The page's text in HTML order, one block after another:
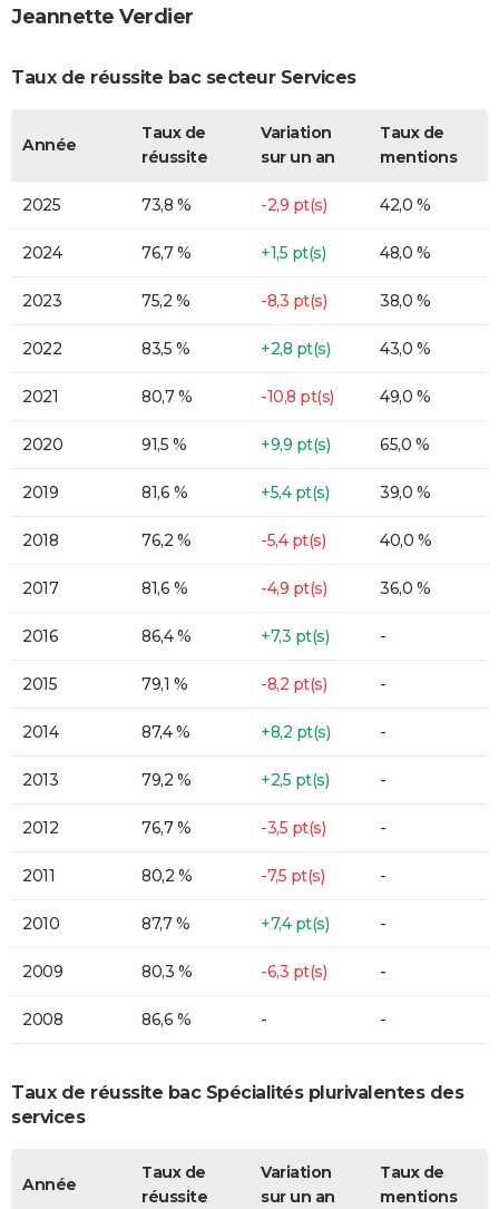
Jeannette Verdier
Taux de réussite bac secteur Services
Année
Taux de
réussite
Variation
sur un an
Taux de
mentions
2025 73,8 % -2,9 pt(s) 42,0 %
2024 76,7 % +1,5 pt(s) 48,0 %
2023 75,2 % -8,3 pt(s) 38,0 %
2022 83,5 % +2,8 pt(s) 43,0 %
2021 80,7 % -10,8 pt(s) 49,0 %
2020 91,5 % +9,9 pt(s) 65,0 %
2019 81,6 % +5,4 pt(s) 39,0 %
2018 76,2 % -5,4 pt(s) 40,0 %
2017 81,6 % -4,9 pt(s) 36,0 %
2016 86,4 % +7,3 pt(s) -
2015 79,1 % -8,2 pt(s) -
2014 87,4 % +8,2 pt(s) -
2013 79,2 % +2,5 pt(s) -
2012 76,7 % -3,5 pt(s) -
2011 80,2 % -7,5 pt(s) -
2010 87,7 % +7,4 pt(s) -
2009 80,3 % -6,3 pt(s) -
2008 86,6 % - -
Taux de réussite bac Spécialités plurivalentes des
services
Année
Taux de
réussite
Variation
sur un an
Taux de
mentions